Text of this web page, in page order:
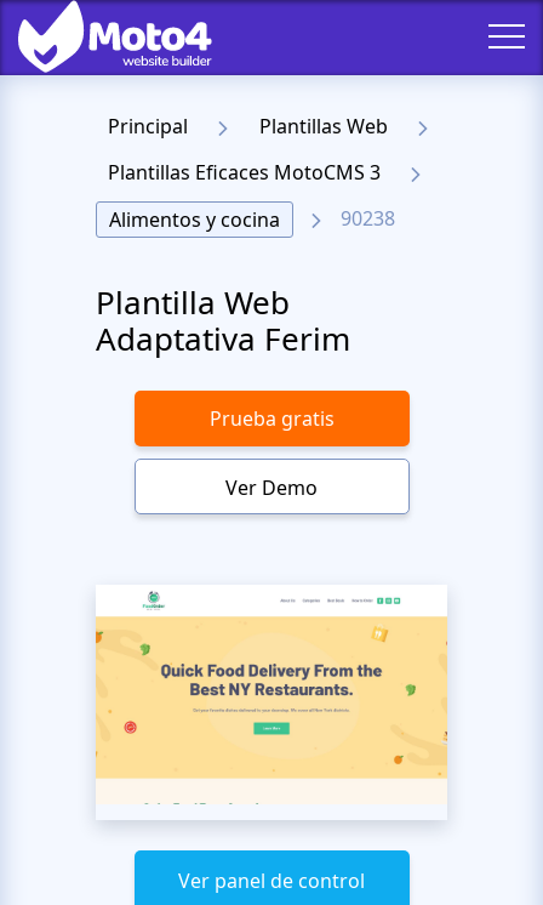
Principal
Plantillas Web
Plantillas Eficaces MotoCMS 3
Alimentos y cocina
90238
Plantilla Web
Adaptativa Ferim
Prueba gratis
Ver Demo
Ver panel de control